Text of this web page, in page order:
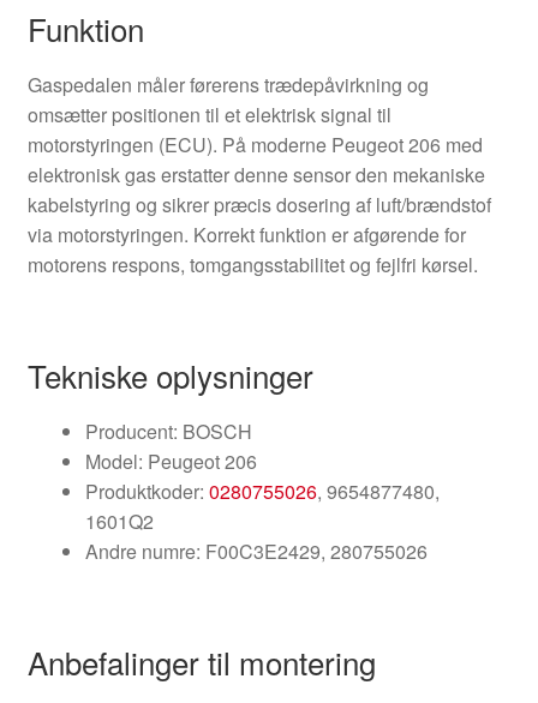
Funktion
Gaspedalen måler førerens trædepåvirkning og
omsætter positionen til et elektrisk signal til
motorstyringen (ECU). På moderne Peugeot 206 med
elektronisk gas erstatter denne sensor den mekaniske
kabelstyring og sikrer præcis dosering af luft/brændstof
via motorstyringen. Korrekt funktion er afgørende for
motorens respons, tomgangsstabilitet og fejlfri kørsel.
Tekniske oplysninger
Producent: BOSCH
Model: Peugeot 206
Produktkoder: 0280755026, 9654877480,
1601Q2
Andre numre: F00C3E2429, 280755026
Anbefalinger til montering